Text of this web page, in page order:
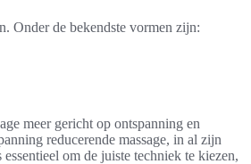
Onder de bekendste vormen zijn:
meer gericht op ontspanning en
reducerende massage, in al zijn
om de juiste techniek te kiezen,